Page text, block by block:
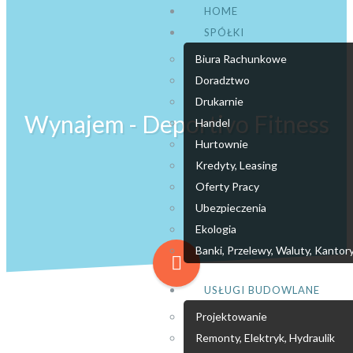
HOME
SPÓŁKI
Biura Rachunkowe
Doradztwo
Drukarnie
Handel
Hurtownie
Kredyty, Leasing
Oferty Pracy
Ubezpieczenia
Ekologia
Banki, Przelewy, Waluty,
USŁUGI BUDOWLANE
Projektowanie
Remonty, Elektryk, Hydraulik
Wynajem - Deportivo Fitness